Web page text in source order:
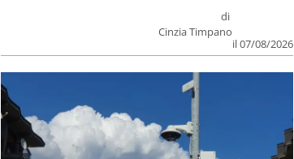
di
Cinzia Timpano
il 07/08/2026